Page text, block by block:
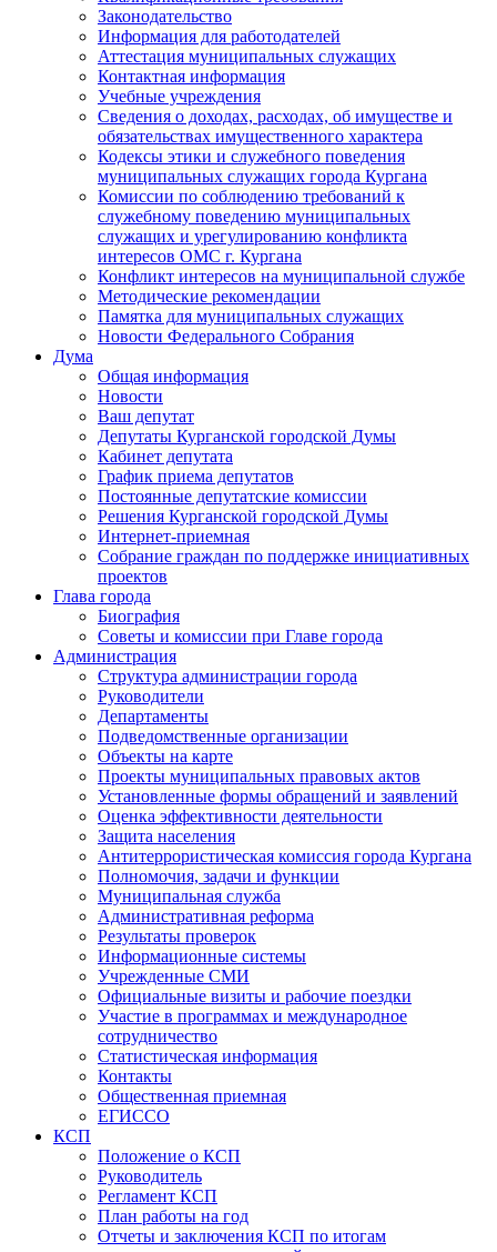
Законодательство
Информация для работодателей
Аттестация муниципальных служащих
Контактная информация
Учебные учреждения
Сведения о доходах, расходах, об имуществе и
обязательствах имущественного характера
Кодексы этики и служебного поведения
муниципальных служащих города Кургана
Комиссии по соблюдению требований к
служебному поведению муниципальных
служащих и урегулированию конфликта
интересов ОМС г. Кургана
Конфликт интересов на муниципальной службе
Методические рекомендации
Памятка для муниципальных служащих
Новости Федерального Cобрания
Дума
Общая информация
Новости
Ваш депутат
Депутаты Курганской городской Думы
Кабинет депутата
График приема депутатов
Постоянные депутатские комиссии
Решения Курганской городской Думы
Интернет-приемная
Собрание граждан по поддержке инициативных
проектов
Глава города
Биография
Советы и комиссии при Главе города
Администрация
Структура администрации города
Руководители
Департаменты
Подведомственные организации
Объекты на карте
Проекты муниципальных правовых актов
Установленные формы обращений и заявлений
Оценка эффективности деятельности
Защита населения
Антитеррористическая комиссия города Кургана
Полномочия, задачи и функции
Муниципальная служба
Административная реформа
Результаты проверок
Информационные системы
Учрежденные СМИ
Официальные визиты и рабочие поездки
Участие в программах и международное
сотрудничество
Статистическая информация
Контакты
Общественная приемная
ЕГИССО
КСП
Положение о КСП
Руководитель
Регламент КСП
План работы на год
Отчеты и заключения КСП по итогам